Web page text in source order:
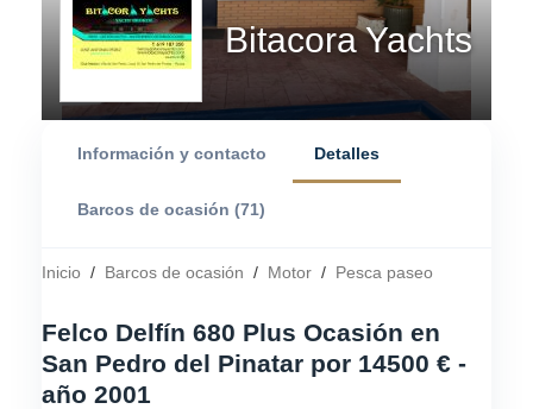
Bitacora Yachts
Información y contacto Detalles
Barcos de ocasión (71)
Inicio / Barcos de ocasión / Motor / Pesca paseo
Felco Delfín 680 Plus Ocasión en
San Pedro del Pinatar por 14500 € -
año 2001